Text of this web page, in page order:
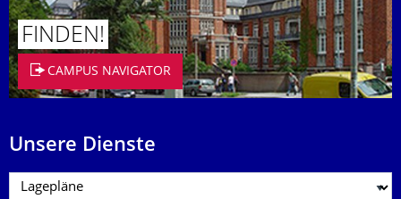
FINDEN!
CAMPUS NAVIGATOR
Unsere Dienste